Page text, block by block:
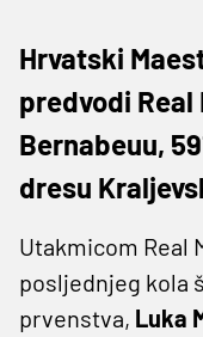
Hrvatski
predvodi Real
Bernabeuu,
dresu
Utakmicom Real
posljednjeg kola
prvenstva, Luka